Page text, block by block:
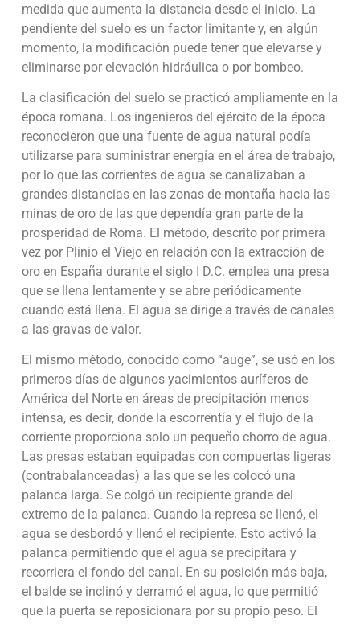
medida que aumenta la distancia desde el inicio. La
pendiente del suelo es un factor limitante y, en algún
momento, la modificación puede tener que elevarse y
eliminarse por elevación hidráulica o por bombeo.
La clasificación del suelo se practicó ampliamente en la
época romana. Los ingenieros del ejército de la época
reconocieron que una fuente de agua natural podía
utilizarse para suministrar energía en el área de trabajo,
por lo que las corrientes de agua se canalizaban a
grandes distancias en las zonas de montaña hacia las
minas de oro de las que dependía gran parte de la
prosperidad de Roma. El método, descrito por primera
vez por Plinio el Viejo en relación con la extracción de
oro en España durante el siglo I D.C. emplea una presa
que se llena lentamente y se abre periódicamente
cuando está llena. El agua se dirige a través de canales
a las gravas de valor.
El mismo método, conocido como “auge”, se usó en los
primeros días de algunos yacimientos auríferos de
América del Norte en áreas de precipitación menos
intensa, es decir, donde la escorrentía y el flujo de la
corriente proporciona solo un pequeño chorro de agua.
Las presas estaban equipadas con compuertas ligeras
(contrabalanceadas) a las que se les colocó una
palanca larga. Se colgó un recipiente grande del
extremo de la palanca. Cuando la represa se llenó, el
agua se desbordó y llenó el recipiente. Esto activó la
palanca permitiendo que el agua se precipitara y
recorriera el fondo del canal. En su posición más baja,
el balde se inclinó y derramó el agua, lo que permitió
que la puerta se reposicionara por su propio peso. El